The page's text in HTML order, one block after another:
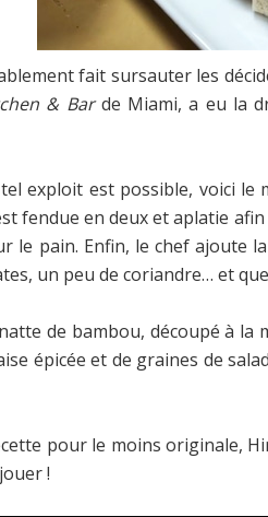
fait sursauter les
& Barde Miami, a eu la
exploit est possible, voici
fendue en deux et aplatie
le pain. Enfin, le chef ajoute
un peu de coriandre… et
de bambou, découpé à la
épicée et de graines de
pour le moins originale,
!